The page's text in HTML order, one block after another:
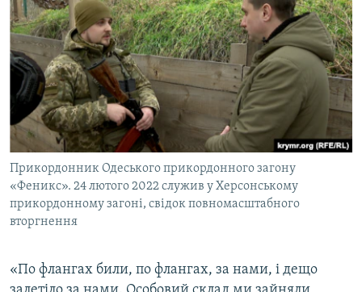
Прикордонник Одеського прикордонного загону
«Феникс». 24 лютого 2022 служив у Херсонському
прикордонному загоні, свідок повномасштабного
вторгнення
«По флангах били, по флангах, за нами, і дещо